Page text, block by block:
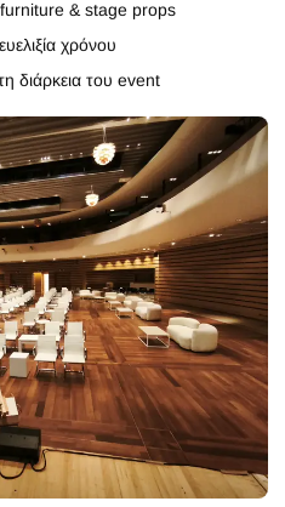
& stage props
χρόνου
διάρκεια του event